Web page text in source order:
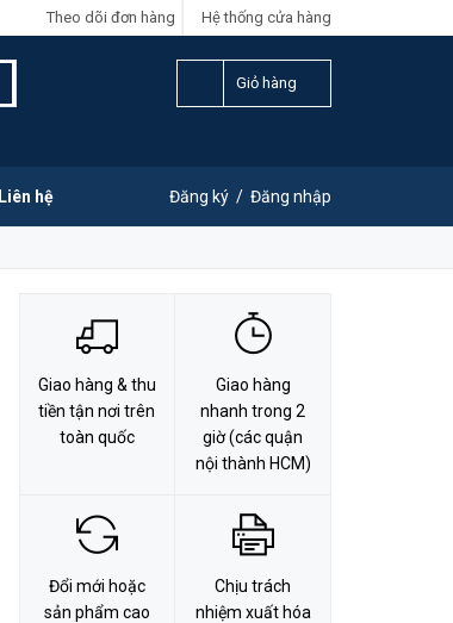
Hệ thống cửa hàng
Theo dõi đơn hàng
Giỏ hàng
Liên hệ Đăng ký / Đăng nhập
LIÊN HỆ ĐẶT HÀNG
Giao hàng & thu
tiền tận nơi trên
toàn quốc
Giao hàng
nhanh trong 2
giờ (các quận
nội thành HCM)
Đổi mới hoặc
sản phẩm cao
Chịu trách
nhiệm xuất hóa